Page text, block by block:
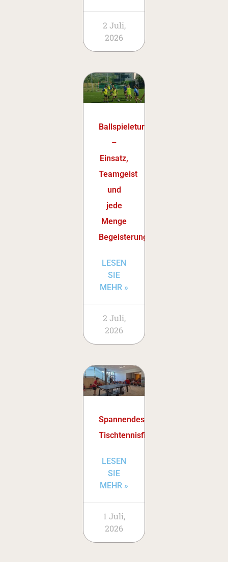
2 Juli,
2026
Ballspieleturnier
–
Einsatz,
Teamgeist
und
jede
Menge
Begeisterung
LESEN
SIE
MEHR »
2 Juli,
2026
Spannendes
Tischtennisfinale
LESEN
SIE
MEHR »
1 Juli,
2026